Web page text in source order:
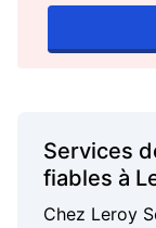
Services
fiables à
Chez Leroy